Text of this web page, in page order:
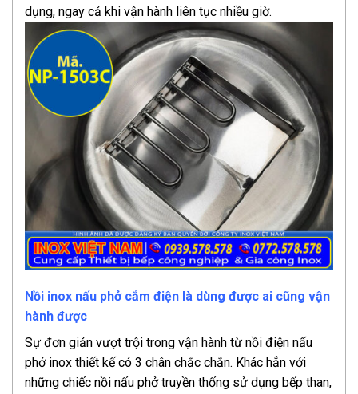
dụng, ngay cả khi vận hành liên tục nhiều giờ.
Nồi inox nấu phở cắm điện là dùng được ai cũng vận
hành được
Sự đơn giản vượt trội trong vận hành từ nồi điện nấu
phở inox thiết kế có 3 chân chắc chắn. Khác hẳn với
những chiếc nồi nấu phở truyền thống sử dụng bếp than,